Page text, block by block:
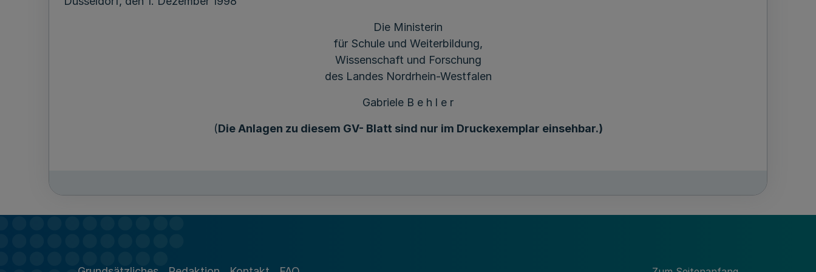
Die Ministerin
für Schule und Weiterbildung,
Wissenschaft und Forschung
des Landes Nordrhein-Westfalen
Gabriele B e h l e r
(Die Anlagen zu diesem GV- Blatt sind nur im Druckexemplar einsehbar.)